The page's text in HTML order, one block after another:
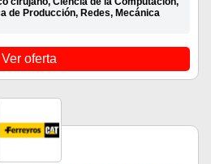
de Producción, Redes, Mecánica
Ver oferta